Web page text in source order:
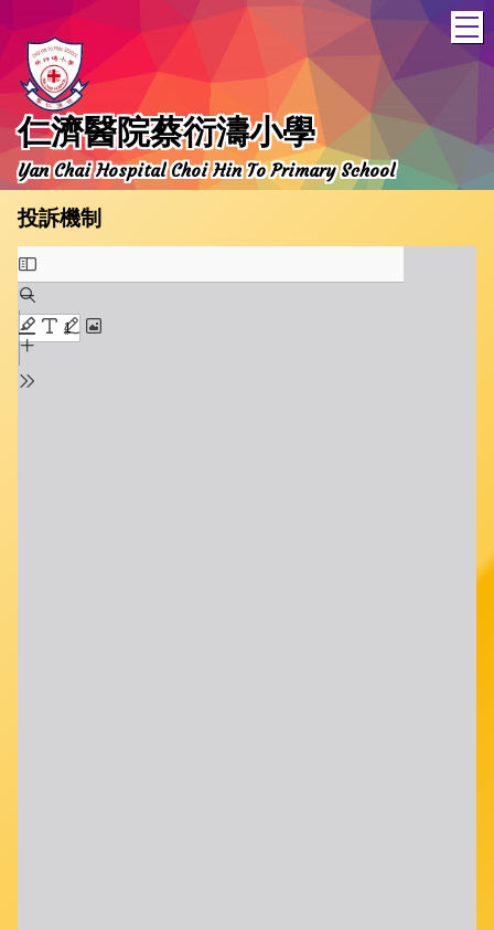
仁濟醫院蔡衍濤小學
Yan Chai Hospital Choi Hin To Primary School
投訴機制